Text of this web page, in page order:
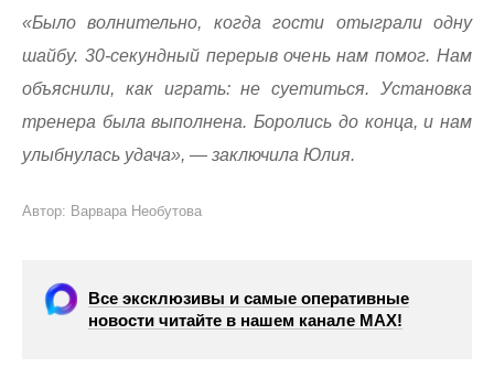
«Было волнительно, когда гости отыграли одну
шайбу. 30-секундный перерыв очень нам помог. Нам
объяснили, как играть: не суетиться. Установка
тренера была выполнена. Боролись до конца, и нам
улыбнулась удача», — заключила Юлия.
Автор: Варвара Необутова
Все эксклюзивы и самые оперативные
новости читайте в нашем канале МАХ!